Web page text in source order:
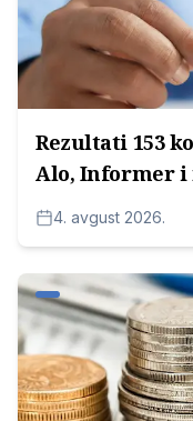
Rezultati 153
Alo, Informer i
potom za
Milosavljevića
4. avgust 2026.